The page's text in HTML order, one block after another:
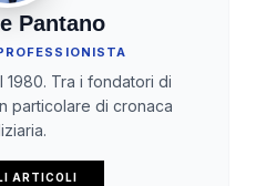
Pantano
1980. Tra i fondatori di
particolare di cronaca
ARTICOLI